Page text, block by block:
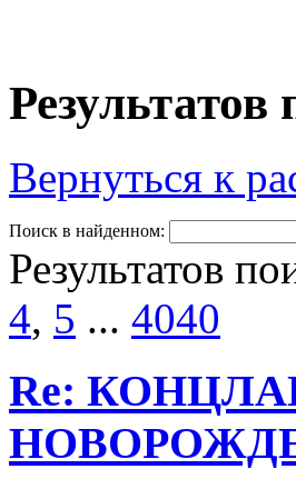
Результатов
Вернуться к
Поиск в найденном:
Результатов
4, 5 ... 4040
Re: